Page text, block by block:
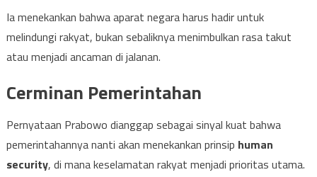
Ia menekankan bahwa aparat negara harus hadir untuk
melindungi rakyat, bukan sebaliknya menimbulkan rasa takut
atau menjadi ancaman di jalanan.
Cerminan Pemerintahan
Pernyataan Prabowo dianggap sebagai sinyal kuat bahwa
pemerintahannya nanti akan menekankan prinsip human
security, di mana keselamatan rakyat menjadi prioritas utama.